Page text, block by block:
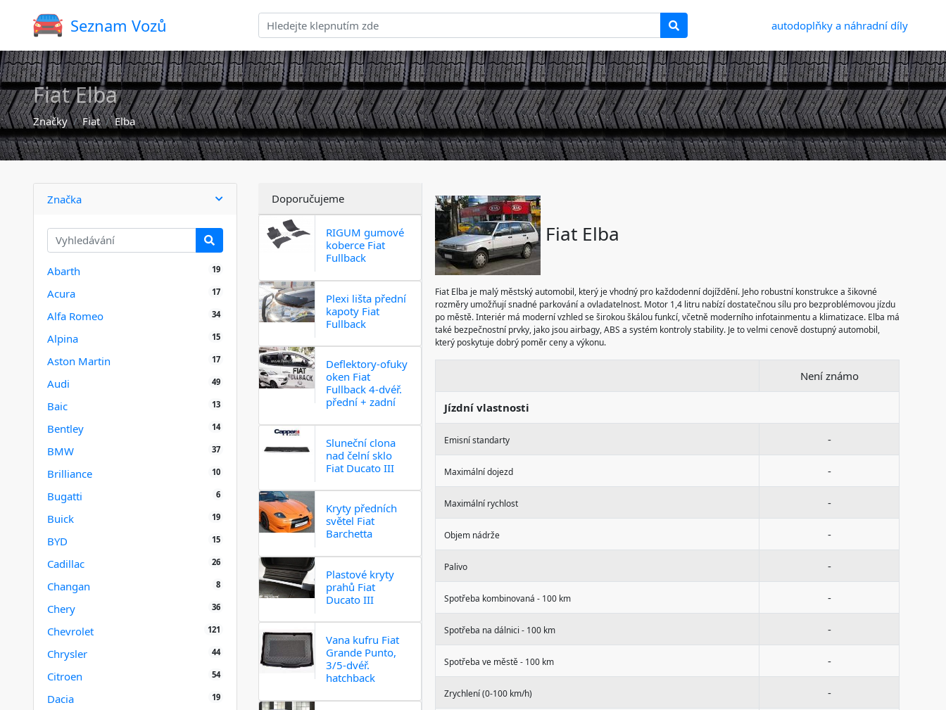
Seznam Vozů autodoplňky a náhradní díly
Fiat Elba
Značky Fiat Elba
Značka
Abarth 19
Acura 17
Alfa Romeo 34
Alpina 15
Aston Martin 17
Audi 49
Baic 13
Bentley 14
BMW 37
Brilliance 10
Bugatti 6
Buick 19
BYD 15
Cadillac 26
Changan 8
Chery 36
Chevrolet 121
Chrysler 44
Citroen 54
Dacia 19
Doporučujeme
RIGUM gumové
koberce Fiat
Fullback
Plexi lišta přední
kapoty Fiat
Fullback
Deflektory-ofuky
oken Fiat
Fullback 4-dvéř.
přední + zadní
Sluneční clona
nad čelní sklo
Fiat Ducato III
Kryty předních
světel Fiat
Barchetta
Plastové kryty
prahů Fiat
Ducato III
Vana kufru Fiat
Grande Punto,
3/5-dvéř.
hatchback
Fiat Elba
Fiat Elba je malý městský automobil, který je vhodný pro každodenní dojíždění. Jeho robustní konstrukce a šikovné
rozměry umožňují snadné parkování a ovladatelnost. Motor 1,4 litru nabízí dostatečnou sílu pro bezproblémovou jízdu
po městě. Interiér má moderní vzhled se širokou škálou funkcí, včetně moderního infotainmentu a klimatizace. Elba má
také bezpečnostní prvky, jako jsou airbagy, ABS a systém kontroly stability. Je to velmi cenově dostupný automobil,
který poskytuje dobrý poměr ceny a výkonu.
Není známo
Jízdní vlastnosti
Emisní standarty -
Maximální dojezd -
Maximální rychlost -
Objem nádrže -
Palivo -
Spotřeba kombinovaná - 100 km -
Spotřeba na dálnici - 100 km -
Spotřeba ve městě - 100 km -
Zrychlení (0-100 km/h) -